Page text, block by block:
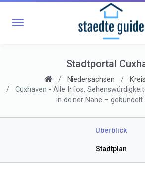
Stadtportal
Niedersachsen
Cuxhaven - Alle Infos,
in deiner Nähe – gebündelt
Überblick
Stadtplan